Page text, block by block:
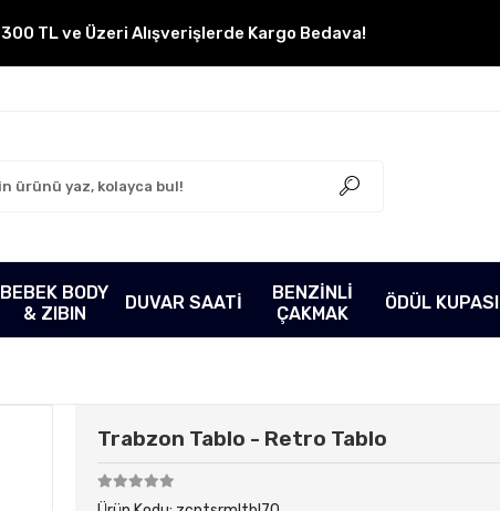
300 TL ve Üzeri Alışverişlerde Kargo Bedava!
BEBEK BODY
& ZIBIN
DUVAR SAATİ
BENZİNLİ
ÇAKMAK
ÖDÜL KUPASI
Trabzon Tablo - Retro Tablo